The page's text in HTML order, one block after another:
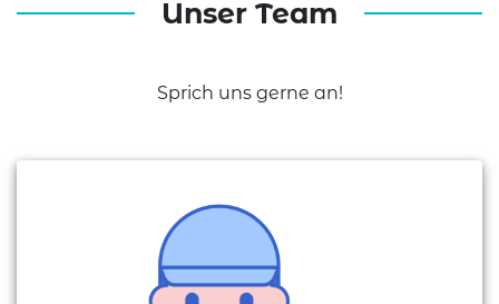
Unser Team
Sprich uns gerne an!